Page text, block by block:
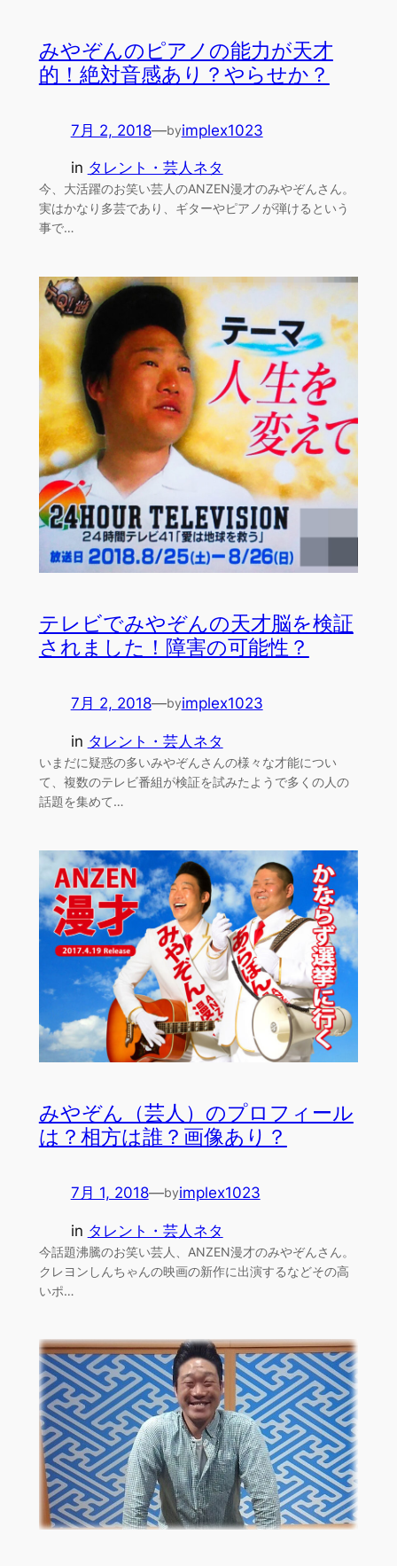
みやぞんのピアノの能力が天才
的！絶対音感あり？やらせか？
7月 2, 2018—byimplex1023
in タレント・芸人ネタ
今、大活躍のお笑い芸人のANZEN漫才のみやぞんさん。
実はかなり多芸であり、ギターやピアノが弾けるという
事で…
テレビでみやぞんの天才脳を検証
されました！障害の可能性？
7月 2, 2018—byimplex1023
in タレント・芸人ネタ
いまだに疑惑の多いみやぞんさんの様々な才能につい
て、複数のテレビ番組が検証を試みたようで多くの人の
話題を集めて…
みやぞん（芸人）のプロフィール
は？相方は誰？画像あり？
7月 1, 2018—byimplex1023
in タレント・芸人ネタ
今話題沸騰のお笑い芸人、ANZEN漫才のみやぞんさん。
クレヨンしんちゃんの映画の新作に出演するなどその高
いポ…